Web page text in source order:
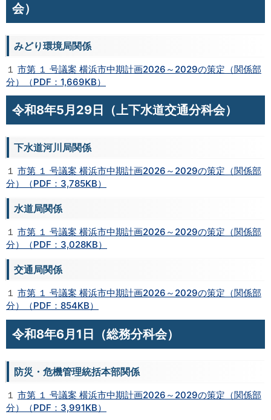
会）
みどり環境局関係
１ 市第 １ 号議案 横浜市中期計画2026～2029の策定（関係部
分）（PDF：1,669KB）
令和8年5月29日（上下水道交通分科会）
下水道河川局関係
１ 市第 １ 号議案 横浜市中期計画2026～2029の策定（関係部
分）（PDF：3,785KB）
水道局関係
１ 市第 １ 号議案 横浜市中期計画2026～2029の策定（関係部
分）（PDF：3,028KB）
交通局関係
１ 市第 １ 号議案 横浜市中期計画2026～2029の策定（関係部
分）（PDF：854KB）
令和8年6月1日（総務分科会）
防災・危機管理統括本部関係
１ 市第 １ 号議案 横浜市中期計画2026～2029の策定（関係部
分）（PDF：3,991KB）